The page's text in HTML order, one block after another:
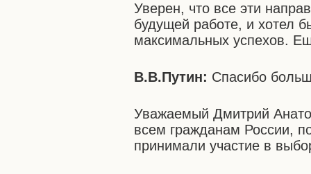
Уверен, что все эти
будущей работе, и хотел
максимальных успехов.
В.В.Путин: Спасибо
Уважаемый Дмитрий
всем гражданам России,
принимали участие в